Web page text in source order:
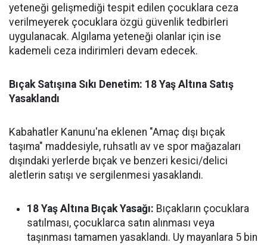
yeteneği gelişmediği tespit edilen çocuklara ceza
verilmeyerek çocuklara özgü güvenlik tedbirleri
uygulanacak. Algılama yeteneği olanlar için ise
kademeli ceza indirimleri devam edecek.
Bıçak Satışına Sıkı Denetim: 18 Yaş Altına Satış
Yasaklandı
Kabahatler Kanunu'na eklenen "Amaç dışı bıçak
taşıma" maddesiyle, ruhsatlı av ve spor mağazaları
dışındaki yerlerde bıçak ve benzeri kesici/delici
aletlerin satışı ve sergilenmesi yasaklandı.
18 Yaş Altına Bıçak Yasağı: Bıçakların çocuklara
satılması, çocuklarca satın alınması veya
taşınması tamamen yasaklandı. Uy mayanlara 5 bin